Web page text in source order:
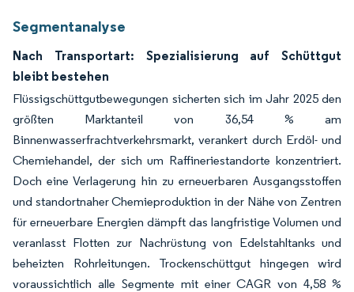
Segmentanalyse
Nach Transportart: Spezialisierung auf Schüttgut
bleibt bestehen
Flüssigschüttgutbewegungen sicherten sich im Jahr 2025 den
größten Marktanteil von 36,54 % am
Binnenwasserfrachtverkehrsmarkt, verankert durch Erdöl- und
Chemiehandel, der sich um Raffineriestandorte konzentriert.
Doch eine Verlagerung hin zu erneuerbaren Ausgangsstoffen
und standortnaher Chemieproduktion in der Nähe von Zentren
für erneuerbare Energien dämpft das langfristige Volumen und
veranlasst Flotten zur Nachrüstung von Edelstahltanks und
beheizten Rohrleitungen. Trockenschüttgut hingegen wird
voraussichtlich alle Segmente mit einer CAGR von 4,58 %